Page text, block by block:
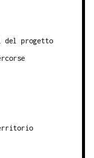
del progetto